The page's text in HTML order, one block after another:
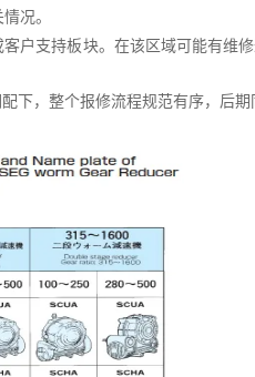
况。
户支持板块。在该区域可能有维
下，整个报修流程规范有序，后期